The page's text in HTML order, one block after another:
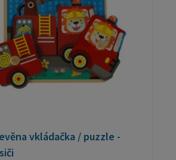
vkládačka / puzzle -